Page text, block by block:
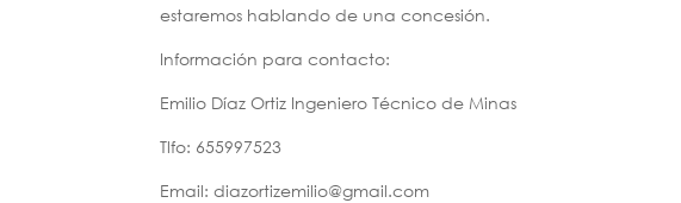
estaremos hablando de una concesión.
Información para contacto:
Emilio Díaz Ortiz Ingeniero Técnico de Minas
Tlfo: 655997523
Email: diazortizemilio@gmail.com